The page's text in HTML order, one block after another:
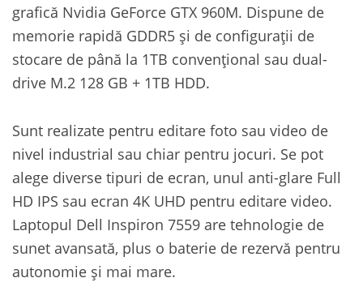
grafică Nvidia GeForce GTX 960M. Dispune de
memorie rapidă GDDR5 şi de configurații de
stocare de până la 1TB convențional sau dual-
drive M.2 128 GB + 1TB HDD.
Sunt realizate pentru editare foto sau video de
nivel industrial sau chiar pentru jocuri. Se pot
alege diverse tipuri de ecran, unul anti-glare Full
HD IPS sau ecran 4K UHD pentru editare video.
Laptopul Dell Inspiron 7559 are tehnologie de
sunet avansată, plus o baterie de rezervă pentru
autonomie și mai mare.